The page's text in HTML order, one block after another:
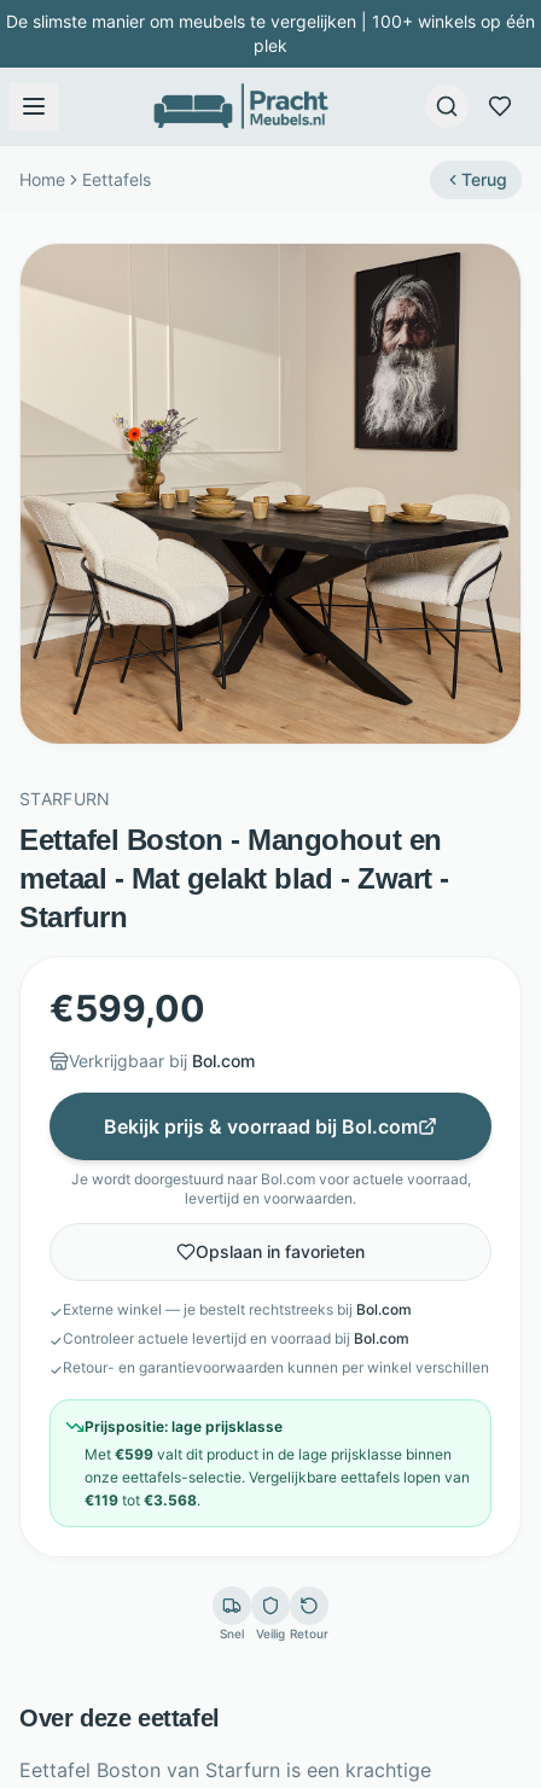
De slimste manier om meubels te vergelijken | 100+ winkels op één
plek
Home Eettafels Terug
STARFURN
Eettafel Boston - Mangohout en
metaal - Mat gelakt blad - Zwart -
Starfurn
€599,00
Verkrijgbaar bij Bol.com
Bekijk prijs & voorraad bij Bol.com
Je wordt doorgestuurd naar Bol.comvoor actuele voorraad,
levertijd en voorwaarden.
Opslaan in favorieten
✓Externe winkel — je bestelt rechtstreeks bij Bol.com
✓Controleer actuele levertijd en voorraad bij Bol.com
✓Retour- en garantievoorwaarden kunnen per winkel verschillen
Prijspositie: lage prijsklasse
Met €599 valt dit product in de lage prijsklasse binnen
onze eettafels-selectie. Vergelijkbare eettafels lopen van
€119 tot €3.568.
Snel Veilig Retour
Over deze eettafel
Eettafel Boston van Starfurn is een krachtige